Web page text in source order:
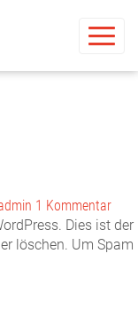
1 Kommentar
Dies ist der
löschen. Um Spam